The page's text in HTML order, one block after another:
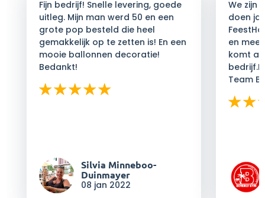
Fijn bedrijf! Snelle levering, goede
uitleg. Mijn man werd 50 en een
grote pop besteld die heel
gemakkelijk op te zetten is! En een
mooie ballonnen decoratie!
Bedankt!
Silvia Minneboo-
Duinmayer
08 jan 2022
We zijn
doen
en
komt
Team